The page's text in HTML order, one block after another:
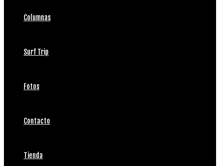
Columnas
Surf Trip
Fotos
Contacto
Tienda